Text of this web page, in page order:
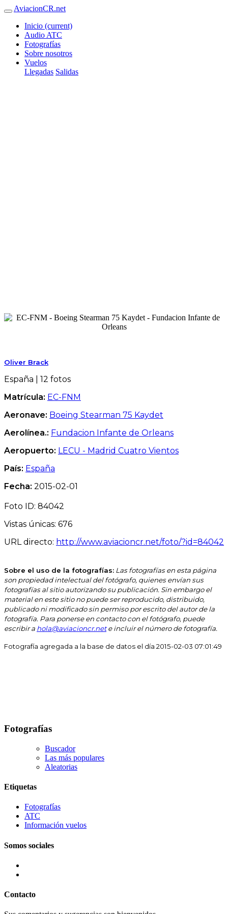
AviacionCR.net
Inicio (current)
Audio ATC
Fotografías
Sobre nosotros
Vuelos
Llegadas Salidas
Oliver Brack
España | 12 fotos
Matrícula: EC-FNM
Aeronave: Boeing Stearman 75 Kaydet
Aerolínea.: Fundacion Infante de Orleans
Aeropuerto: LECU - Madrid Cuatro Vientos
País: España
Fecha: 2015-02-01
Foto ID: 84042
Vistas únicas: 676
URL directo: http://www.aviacioncr.net/foto/?id=84042
Sobre el uso de la fotografías: Las fotografías en esta página
son propiedad intelectual del fotógrafo, quienes envían sus
fotografías al sitio autorizando su publicación. Sin embargo el
material en este sitio no puede ser reproducido, distribuido,
publicado ni modificado sin permiso por escrito del autor de la
fotografía. Para ponerse en contacto con el fotógrafo, puede
escribir a hola@aviacioncr.nete incluir el número de fotografía.
Fotografía agregada a la base de datos el día 2015-02-03 07:01:49
Fotografías
Buscador
Las más populares
Aleatorias
Etiquetas
Fotografías
ATC
Información vuelos
Somos sociales
Contacto